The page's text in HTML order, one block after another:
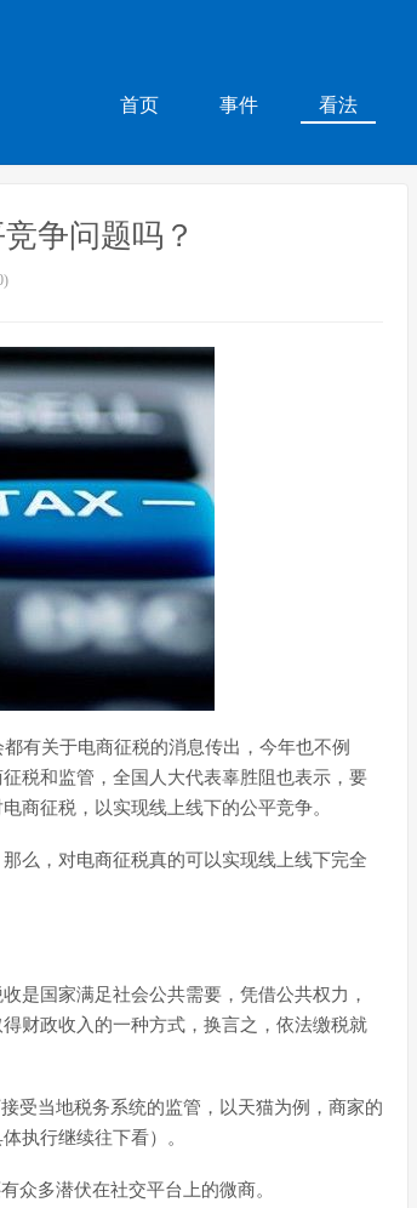
首页 事件 看法
争问题吗？
有关于电商征税的消息传出，今年也不例
税和监管，全国人大代表辜胜阻也表示，要
商征税，以实现线上线下的公平竞争。
么，对电商征税真的可以实现线上线下完全
是国家满足社会公共需要，凭借公共权力，
财政收入的一种方式，换言之，依法缴税就
受当地税务系统的监管，以天猫为例，商家的
执行继续往下看）。
众多潜伏在社交平台上的微商。